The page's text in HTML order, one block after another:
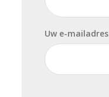
Uw e-mailadres